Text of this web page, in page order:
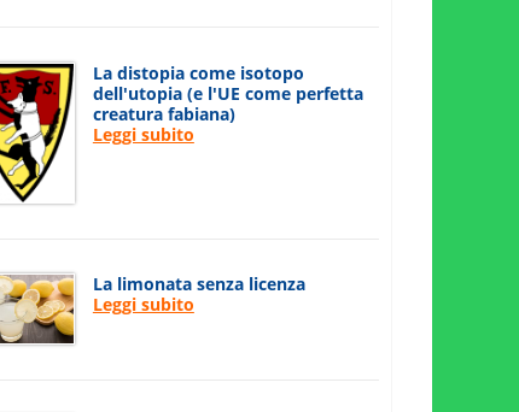
La distopia come isotopo
dell'utopia (e l'UE come perfetta
creatura fabiana)
Leggi subito
La limonata senza licenza
Leggi subito